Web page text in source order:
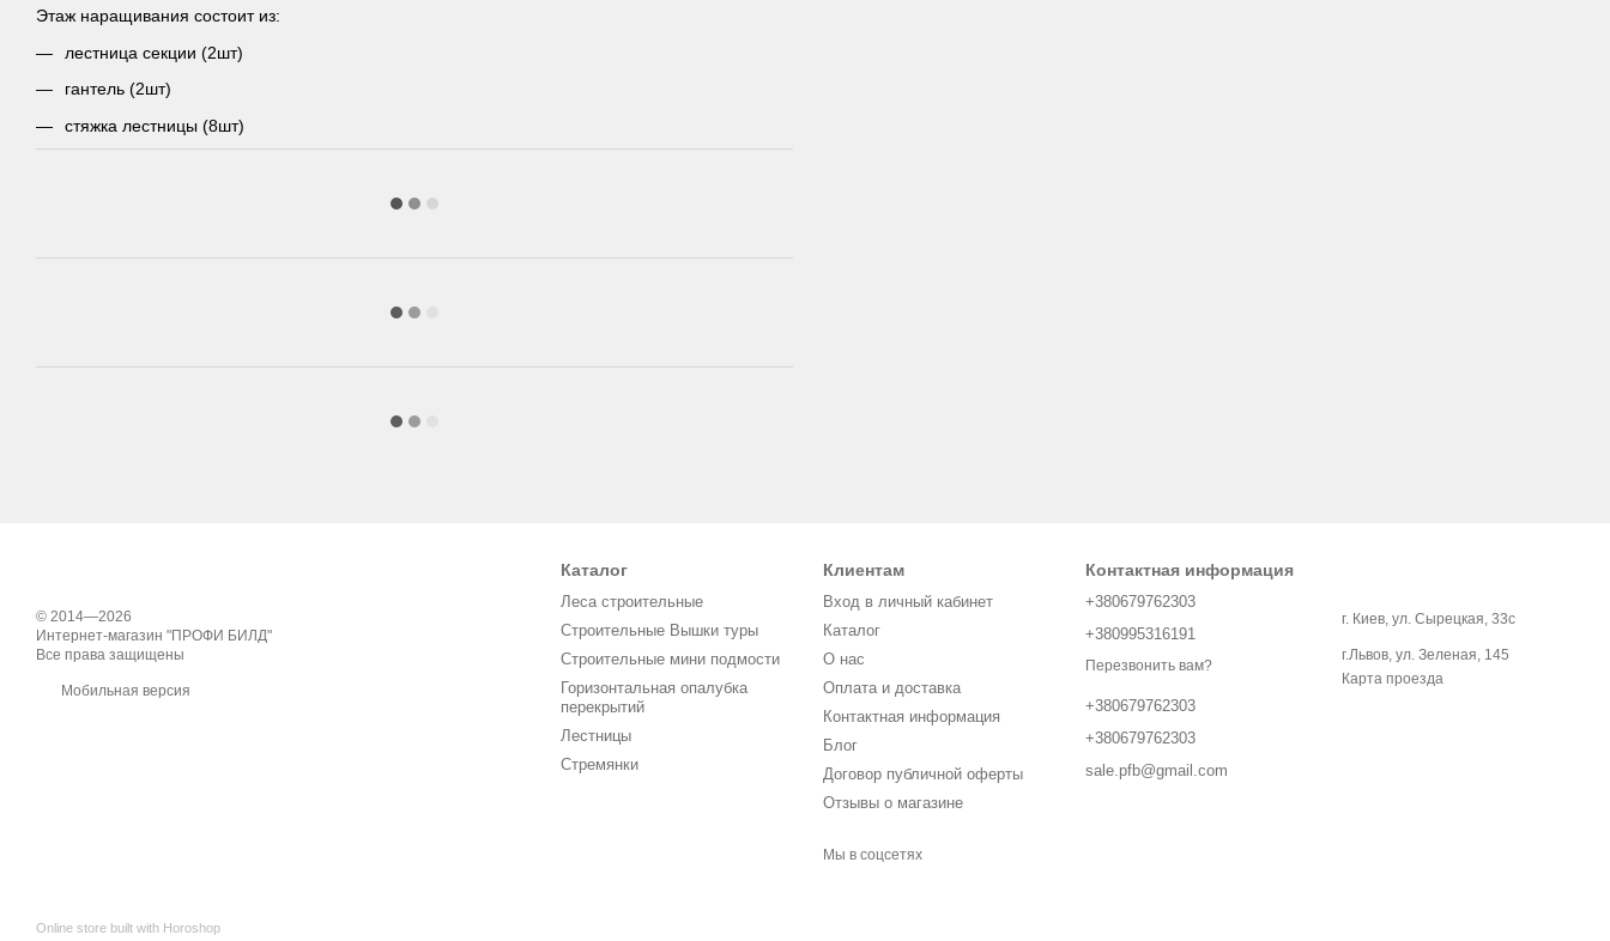
Этаж наращивания состоит из:
лестница секции (2шт)
гантель (2шт)
стяжка лестницы (8шт)
© 2014—2026
Интернет-магазин "ПРОФИ БИЛД"
Все права защищены
Мобильная версия
Online store built with Horoshop
Каталог
Леса строительные
Строительные Вышки туры
Строительные мини подмости
Горизонтальная опалубка
перекрытий
Лестницы
Стремянки
Клиентам
Вход в личный кабинет
Каталог
О нас
Оплата и доставка
Контактная информация
Блог
Договор публичной оферты
Отзывы о магазине
Мы в соцсетях
Контактная информация
+380679762303
+380995316191
Перезвонить вам?
+380679762303
+380679762303
sale.pfb@gmail.com
г. Киев, ул. Сырецкая, 33с
г.Львов, ул. Зеленая, 145
Карта проезда